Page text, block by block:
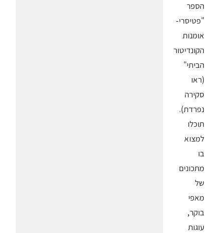
הספר
"פטיסרי-
אומנות
הקונדיטור
הביתי"
(ראו
סקירה
נפרדת).
תוכלו
למצוא
בו
מתכונים
של
מאפי
בוקר,
עוגות